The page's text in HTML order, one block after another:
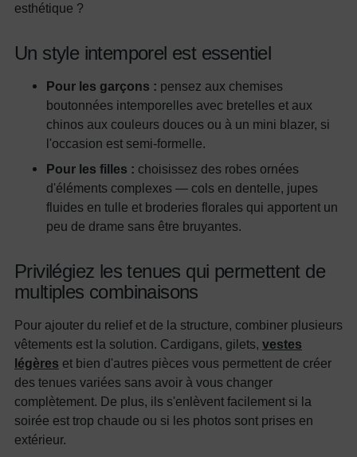
esthétique ?
Un style intemporel est essentiel
Pour les garçons : pensez aux chemises
boutonnées intemporelles avec bretelles et aux
chinos aux couleurs douces ou à un mini blazer, si
l'occasion est semi-formelle.
Pour les filles : choisissez des robes ornées
d'éléments complexes — cols en dentelle, jupes
fluides en tulle et broderies florales qui apportent un
peu de drame sans être bruyantes.
Privilégiez les tenues qui permettent de
multiples combinaisons
Pour ajouter du relief et de la structure, combiner plusieurs
vêtements est la solution. Cardigans, gilets, vestes
légères et bien d'autres pièces vous permettent de créer
des tenues variées sans avoir à vous changer
complètement. De plus, ils s'enlèvent facilement si la
soirée est trop chaude ou si les photos sont prises en
extérieur.